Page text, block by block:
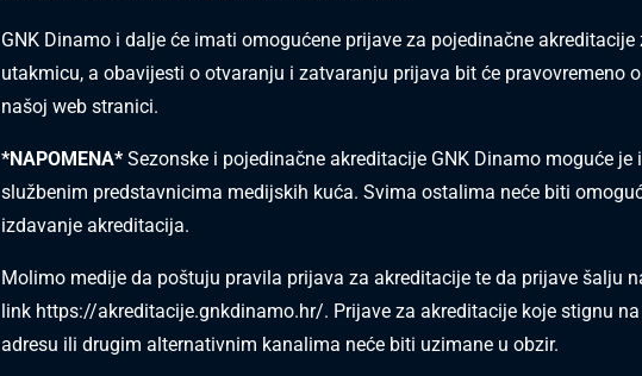
GNK Dinamo i dalje će imati omogućene prijave za pojedinačne akreditacije
utakmicu, a obavijesti o otvaranju i zatvaranju prijava bit će pravovremeno
našoj web stranici.
*NAPOMENA* Sezonske i pojedinačne akreditacije GNK Dinamo moguće je
službenim predstavnicima medijskih kuća. Svima ostalima neće biti
izdavanje akreditacija.
Molimo medije da poštuju pravila prijava za akreditacije te da prijave šalju
link https://akreditacije.gnkdinamo.hr/. Prijave za akreditacije koje stignu
adresu ili drugim alternativnim kanalima neće biti uzimane u obzir.